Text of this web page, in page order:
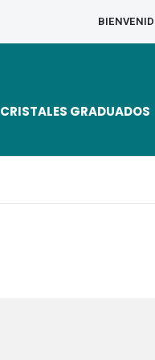
CRISTALES GRADUADOS